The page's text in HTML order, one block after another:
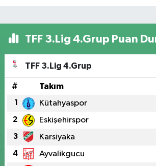
TFF 3.Lig 4.Grup Puan
TFF 3.Lig 4.Grup
# Takım
1 Kütahyaspor
2 Eskişehirspor
3 Karsiyaka
4 Ayvalikgucu